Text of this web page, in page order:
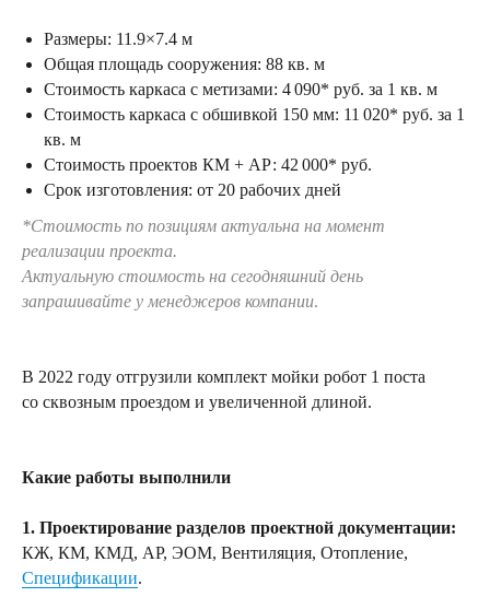
Размеры: 11.9×7.4 м
Общая площадь сооружения: 88 кв. м
Стоимость каркаса с метизами: 4 090* руб. за 1 кв. м
Стоимость каркаса с обшивкой 150 мм: 11 020* руб. за 1
кв. м
Стоимость проектов КМ + АР: 42 000* руб.
Срок изготовления: от 20 рабочих дней
*Стоимость по позициям актуальна на момент
реализации проекта.
Актуальную стоимость на сегодняшний день
запрашивайте у менеджеров компании.
В 2022 году отгрузили комплект мойки робот 1 поста
со сквозным проездом и увеличенной длиной.
Какие работы выполнили
1. Проектирование разделов проектной документации:
КЖ, КМ, КМД, АР, ЭОМ, Вентиляция, Отопление,
Спецификации.